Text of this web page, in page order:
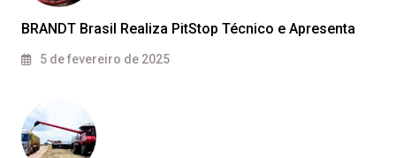
BRANDT Brasil Realiza PitStop Técnico e Apresenta
5 de fevereiro de 2025